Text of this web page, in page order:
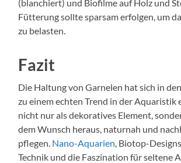
(blanchiert) und Biofilme auf Holz und
Fütterung sollte sparsam erfolgen, um
zu belasten.
Fazit
Die Haltung von Garnelen hat sich in
zu einem echten Trend in der Aquaristik
nicht nur als dekoratives Element,
dem Wunsch heraus, naturnah und
pflegen. Nano-Aquarien , Biotop-
Technik und die Faszination für seltene